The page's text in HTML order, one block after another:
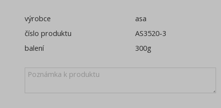
výrobce
asa
číslo produktu
AS3520-3
balení
300g